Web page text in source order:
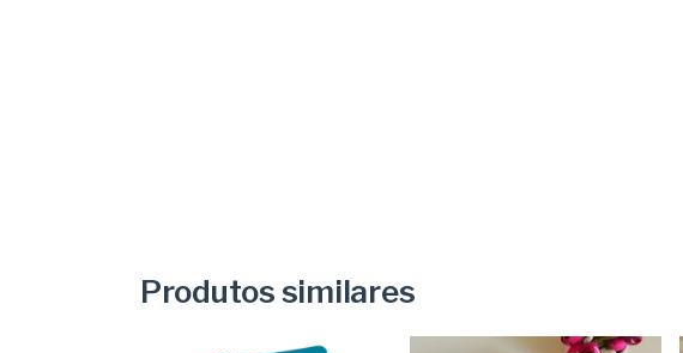
Produtos similares